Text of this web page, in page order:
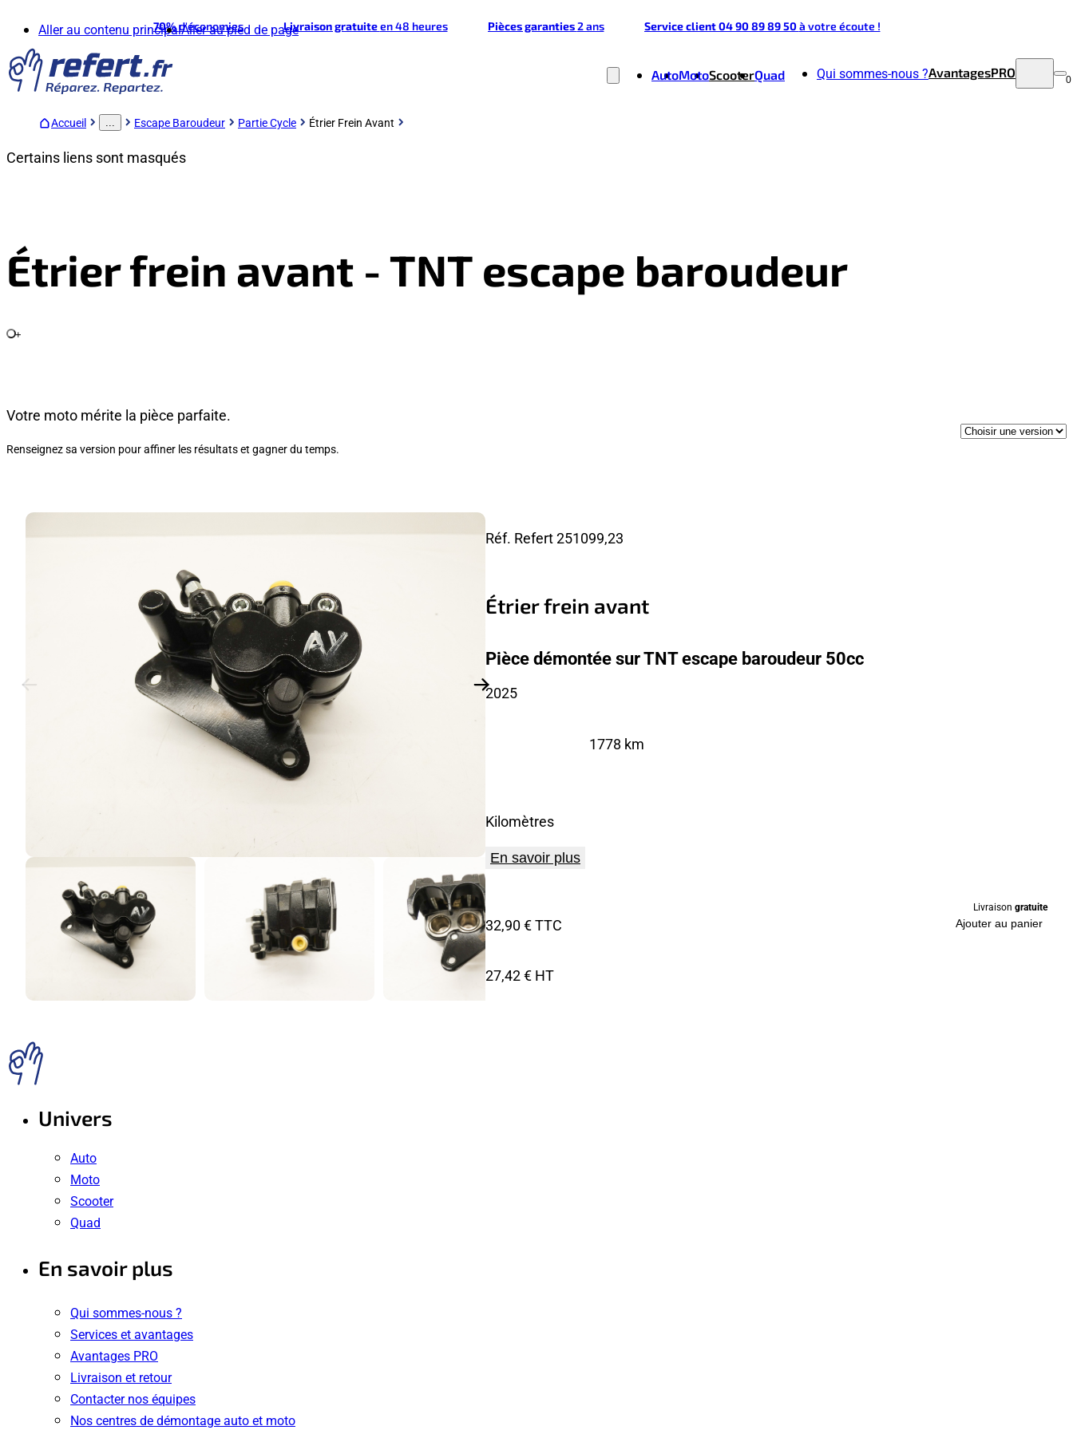
Aller au contenu principalAller au pied de page
70%d'économies Livraison gratuiteen 48 heures Pièces garanties2 ans Service client 04 90 89 89 50à votre écoute !
AutoMotoScooterQuad Qui sommes-nous ?AvantagesPRO 0
Accueil ... Escape Baroudeur Partie Cycle Étrier Frein Avant
Certains liens sont masqués
Étrier frein avant - TNT escape baroudeur
+
Votre moto mérite la pièce parfaite.
Renseignez sa version pour affiner les résultats et gagner du temps.
Réf. Refert251099,23
Étrier frein avant
Pièce démontée sur TNT escape baroudeur 50cc
2025
Kilomètres
1778 km
En savoir plus
32,90 € TTC
27,42 € HT
Livraison gratuite
Ajouter au panier
Univers
Auto
Moto
Scooter
Quad
En savoir plus
Qui sommes-nous ?
Services et avantages
Avantages PRO
Livraison et retour
Contacter nos équipes
Nos centres de démontage auto et moto